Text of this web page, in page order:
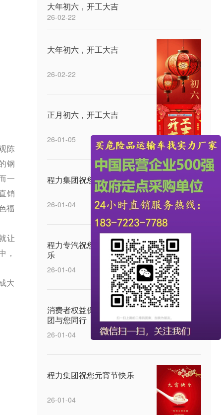
陈
钢
一
销
福
让
，
大
大年初六，开工大吉
26-02-22
大年初六，开工大吉
26-02-22
正月初六，开工大吉
26-01-05
程力集团祝您中秋快乐
26-01-04
程力专汽祝您五四青年节快
乐
26-01-04
消费者权益保护日，程力集
团与您同行
26-01-04
程力集团祝您元宵节快乐
26-01-04